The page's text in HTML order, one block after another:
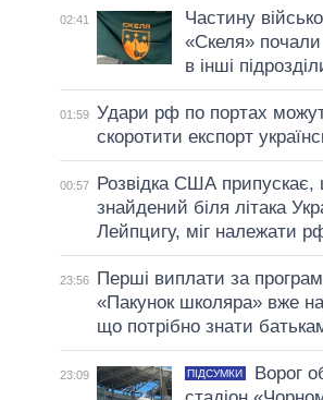
02:41
Частину
«Скеля»
в інші
01:59 Удари рф по портах
скоротити експорт
00:57
Розвідка США
знайдений біля літака
Лейпцигу, міг належати
23:56
Перші виплати за
«Пакунок школяра» вже
що потрібно знати
23:09 ПІДСУМКИ
Ворог